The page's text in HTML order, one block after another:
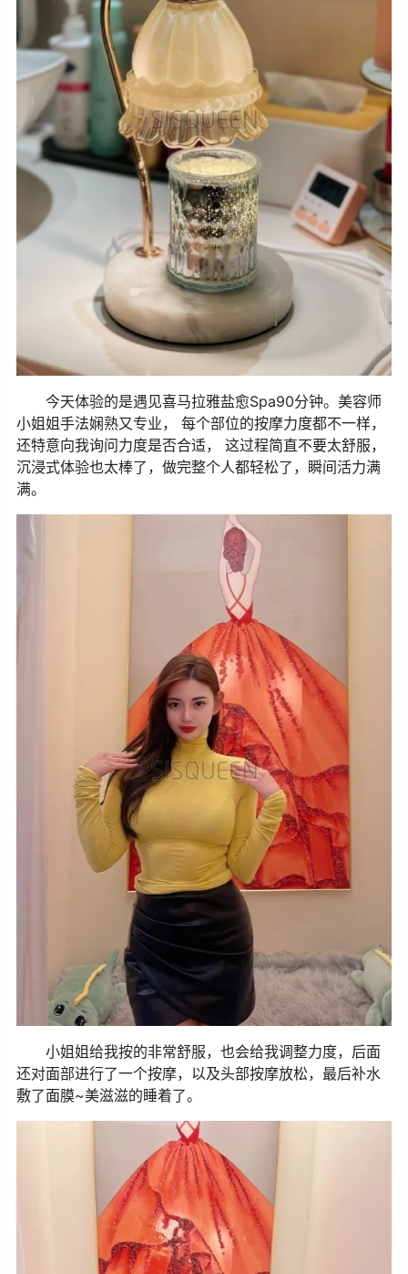
今天体验的是遇见喜马拉雅盐愈Spa90分钟。美容师
小姐姐手法娴熟又专业， 每个部位的按摩力度都不一样，
还特意向我询问力度是否合适， 这过程简直不要太舒服，
沉浸式体验也太棒了，做完整个人都轻松了，瞬间活力满
满。
小姐姐给我按的非常舒服，也会给我调整力度，后面
还对面部进行了一个按摩，以及头部按摩放松，最后补水
敷了面膜~美滋滋的睡着了。